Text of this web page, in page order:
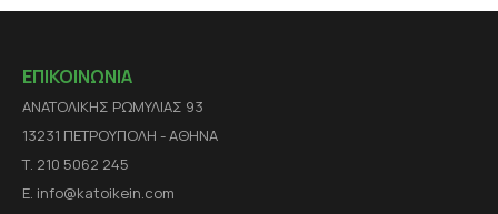
ΕΠΙΚΟΙΝΩΝΙΑ
ΑΝΑΤΟΛΙΚΗΣ ΡΩΜΥΛΙΑΣ 93
13231 ΠΕΤΡΟΥΠΟΛΗ - ΑΘΗΝΑ
Τ. 210 5062 245
E. info@katoikein.com